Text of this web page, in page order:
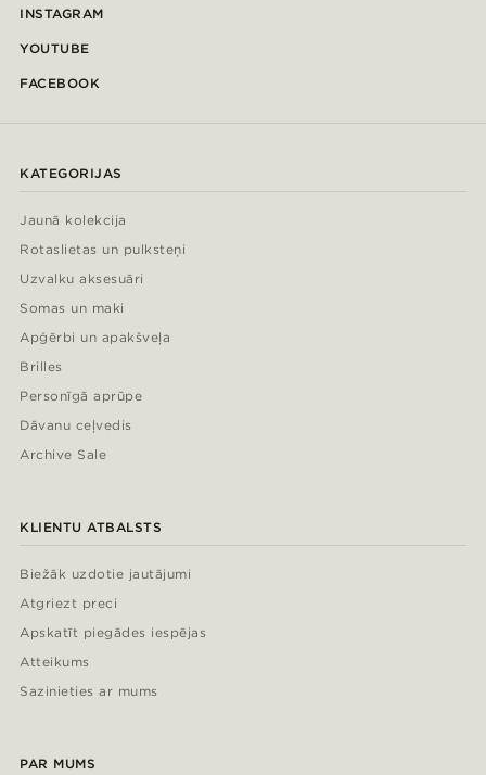
INSTAGRAM
YOUTUBE
FACEBOOK
KATEGORIJAS
Jaunā kolekcija
Rotaslietas un pulksteņi
Uzvalku aksesuāri
Somas un maki
Apģērbi un apakšveļa
Brilles
Personīgā aprūpe
Dāvanu ceļvedis
Archive Sale
KLIENTU ATBALSTS
Biežāk uzdotie jautājumi
Atgriezt preci
Apskatīt piegādes iespējas
Atteikums
Sazinieties ar mums
PAR MUMS